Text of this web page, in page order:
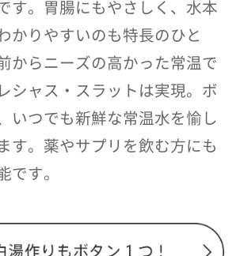
す。胃腸にもやさしく、水本
かりやすいのも特長のひと
からニーズの高かった常温で
シャス・スラットは実現。ボ
いつでも新鮮な常温水を愉し
す。薬やサプリを飲む方にも
です。